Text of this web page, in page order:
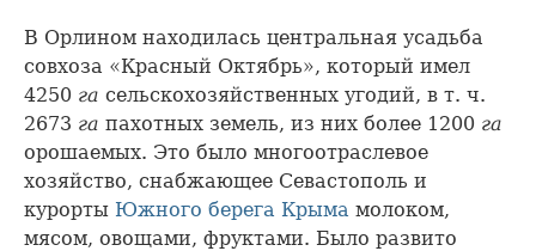
В Орлином находилась центральная усадьба
совхоза «Красный Октябрь», который имел
4250 га сельскохозяйственных угодий, в т. ч.
2673 га пахотных земель, из них более 1200 га
орошаемых. Это было многоотраслевое
хозяйство, снабжающее Севастополь и
курорты Южного берега Крыма молоком,
мясом, овощами, фруктами. Было развито